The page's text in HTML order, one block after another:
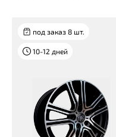
под заказ 8 шт.
10-12 дней